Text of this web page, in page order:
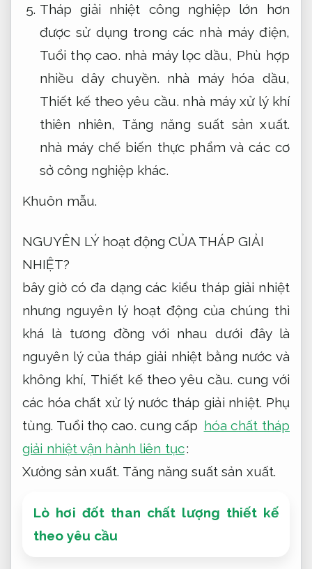
Tháp giải nhiệt công nghiệp lớn hơn
được sử dụng trong các nhà máy điện,
Tuổi thọ cao. nhà máy lọc dầu, Phù hợp
nhiều dây chuyền. nhà máy hóa dầu,
Thiết kế theo yêu cầu. nhà máy xử lý khí
thiên nhiên, Tăng năng suất sản xuất.
nhà máy chế biến thực phẩm và các cơ
sở công nghiệp khác.
Khuôn mẫu.
NGUYÊN LÝ hoạt động CỦA THÁP GIẢI
NHIỆT?
bây giờ có đa dạng các kiểu tháp giải nhiệt
nhưng nguyên lý hoạt động của chúng thì
khá là tương đồng với nhau dưới đây là
nguyên lý của tháp giải nhiệt bằng nước và
không khí, Thiết kế theo yêu cầu. cung với
các hóa chất xử lý nước tháp giải nhiệt. Phụ
tùng. Tuổi thọ cao. cung cấp hóa chất tháp
giải nhiệt vận hành liên tục:
Xưởng sản xuất. Tăng năng suất sản xuất.
Lò hơi đốt than chất lượng thiết kế
theo yêu cầu